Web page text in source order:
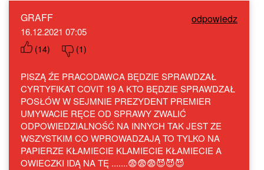
GRAFF odpowiedz
16.12.2021 07:05
(14) (1)
PISZĄ ŹE PRACODAWCA BĘDZIE SPRAWDZAŁ
CYRTYFIKAT COVIT 19 A KTO BĘDZIE SPRAWDZAŁ
POSŁÓW W SEJMNIE PREZYDENT PREMIER
UMYWACIE RĘCE OD SPRAWY ZWALIĆ
ODPOWIEDZIALNOŚĆ NA INNYCH TAK JEST ZE
WSZYSTKIM CO WPROWADZAJĄ TO TYLKO NA
PAPIERZE KŁAMIECIE KLAMIECIE KŁAMIECIE A
OWIECZKI IDĄ NA TĘ .......😨😨😨😈😈😈